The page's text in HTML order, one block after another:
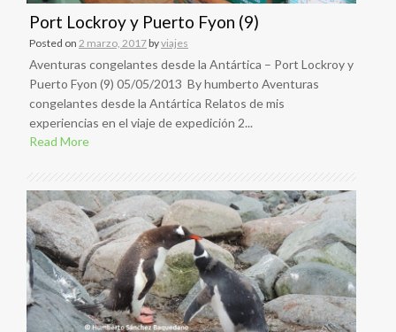
Port Lockroy y Puerto Fyon (9)
Posted on 2 marzo, 2017byviajes
Aventuras congelantes desde la Antártica – Port Lockroy y
Puerto Fyon (9) 05/05/2013 By humberto Aventuras
congelantes desde la Antártica Relatos de mis
experiencias en el viaje de expedición 2...
Read More